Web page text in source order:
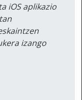
iOS aplikazio
izango